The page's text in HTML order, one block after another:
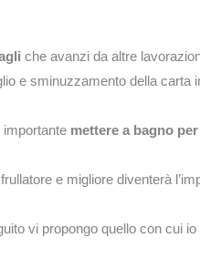
che avanzi da altre
e sminuzzamento della
mettere a bagno
e migliore diventerà
vi propongo quello con cui